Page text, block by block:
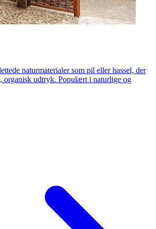
naturmaterialer som pil eller hassel, der
organisk udtryk. Populært i naturlige og